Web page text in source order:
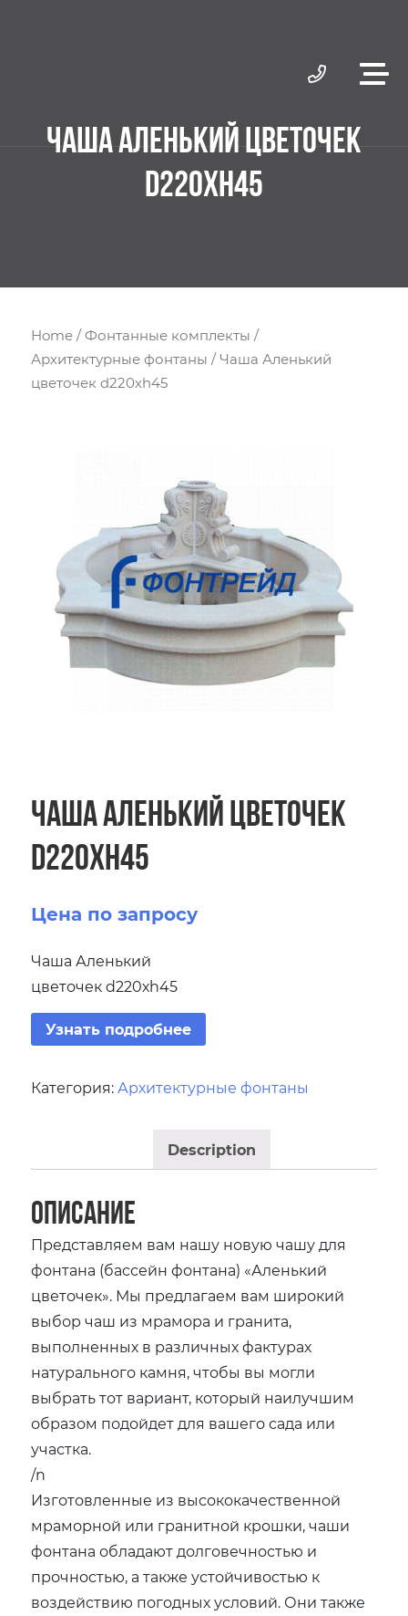
ЧАША АЛЕНЬКИЙ ЦВЕТОЧЕК
D220ХH45
Home /Фонтанные комплекты /
Архитектурные фонтаны / Чаша Аленький
цветочек d220хh45
Чаша Аленький цветочек
d220хh45
Цена по запросу
Чаша Аленький
цветочек d220хh45
Узнать подробнее
Категория:Архитектурные фонтаны
Description
Описание
Представляем вам нашу новую чашу для
фонтана (бассейн фонтана) «Аленький
цветочек». Мы предлагаем вам широкий
выбор чаш из мрамора и гранита,
выполненных в различных фактурах
натурального камня, чтобы вы могли
выбрать тот вариант, который наилучшим
образом подойдет для вашего сада или
участка.
/n
Изготовленные из высококачественной
мраморной или гранитной крошки, чаши
фонтана обладают долговечностью и
прочностью, а также устойчивостью к
воздействию погодных условий. Они также